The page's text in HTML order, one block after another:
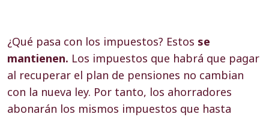
¿Qué pasa con los impuestos? Estos se
mantienen. Los impuestos que habrá que pagar
al recuperar el plan de pensiones no cambian
con la nueva ley. Por tanto, los ahorradores
abonarán los mismos impuestos que hasta